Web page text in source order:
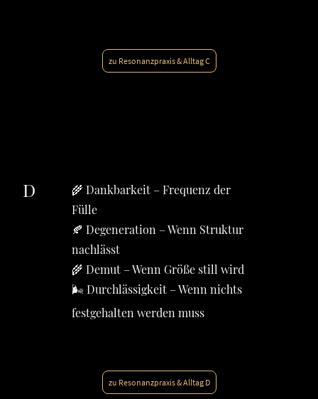
zu Resonanzpraxis & Alltag C
D
🌾 Dankbarkeit – Frequenz der
Fülle
🍂 Degeneration – Wenn Struktur
nachlässt
🌾 Demut – Wenn Größe still wird
🌬️ Durchlässigkeit – Wenn nichts
festgehalten werden muss
zu Resonanzpraxis & Alltag D